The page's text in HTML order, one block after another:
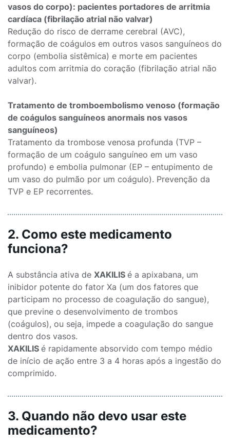
vasos do corpo): pacientes portadores de arritmia
cardíaca (fibrilação atrial não valvar)
Redução do risco de derrame cerebral (AVC),
formação de coágulos em outros vasos sanguíneos do
corpo (embolia sistêmica) e morte em pacientes
adultos com arritmia do coração (fibrilação atrial não
valvar).
Tratamento de tromboembolismo venoso (formação
de coágulos sanguíneos anormais nos vasos
sanguíneos)
Tratamento da trombose venosa profunda (TVP –
formação de um coágulo sanguíneo em um vaso
profundo) e embolia pulmonar (EP – entupimento de
um vaso do pulmão por um coágulo). Prevenção da
TVP e EP recorrentes.
2. Como este medicamento
funciona?
A substância ativa de XAKILIS é a apixabana, um
inibidor potente do fator Xa (um dos fatores que
participam no processo de coagulação do sangue),
que previne o desenvolvimento de trombos
(coágulos), ou seja, impede a coagulação do sangue
dentro dos vasos.
XAKILIS é rapidamente absorvido com tempo médio
de início de ação entre 3 a 4 horas após a ingestão do
comprimido.
3. Quando não devo usar este
medicamento?